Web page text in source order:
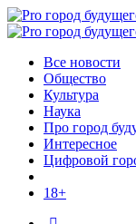
Menu
Поиск
Menu
Все новости
Общество
Культура
Наука
Про город
Интересное
Цифровой
18+